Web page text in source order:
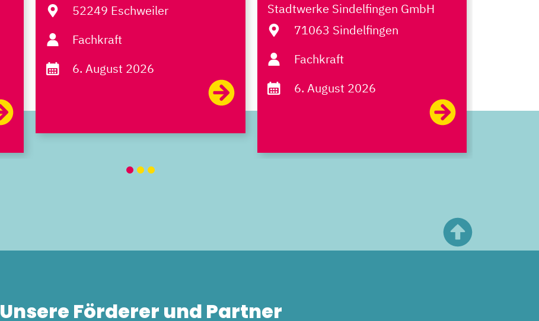
52249 Eschweiler
Fachkraft
6. August 2026
Stadtwerke Sindelfingen GmbH
71063 Sindelfingen
Fachkraft
6. August 2026
Unsere Förderer und Partner